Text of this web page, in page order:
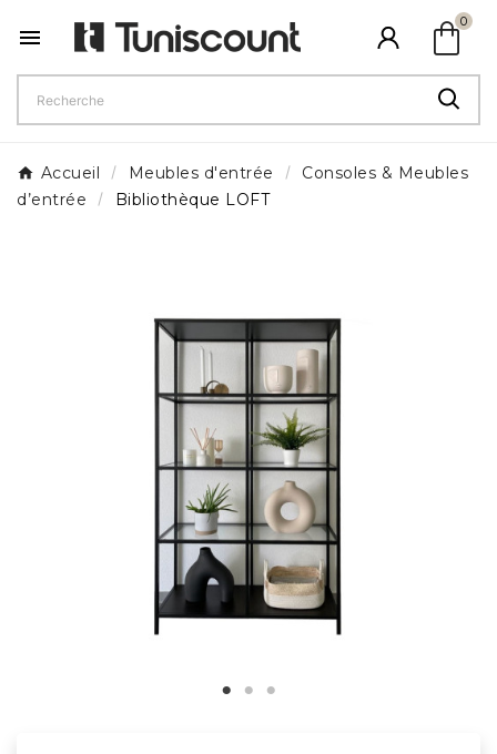
 shopping_bag
0
Accueil Meubles d'entrée
Consoles & Meubles
d’entrée
Bibliothèque LOFT